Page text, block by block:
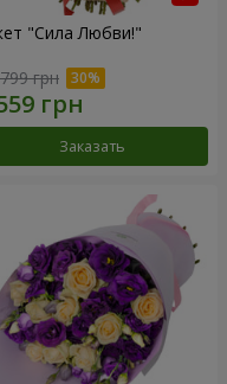
"Сила Любви!"
грн
Заказать